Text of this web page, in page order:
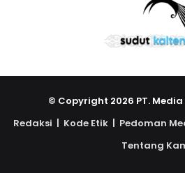
© Copyright 2026 PT.
Redaksi | Kode Etik | Pedoman
Tentang